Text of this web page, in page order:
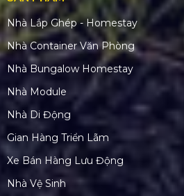
Nhà Lắp Ghép - Homestay
Nhà Container Văn Phòng
Nhà Bungalow Homestay
Nhà Module
Nhà Di Động
Gian Hàng Triển Lãm
Xe Bán Hàng Lưu Động
Nhà Vệ Sinh